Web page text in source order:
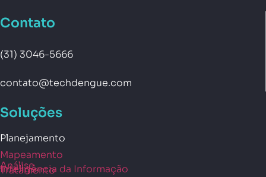
Contato
(31) 3046-5666
contato@techdengue.com
Soluções
Planejamento
Mapeamento
Análise
Tratamento
Inteligência da Informação